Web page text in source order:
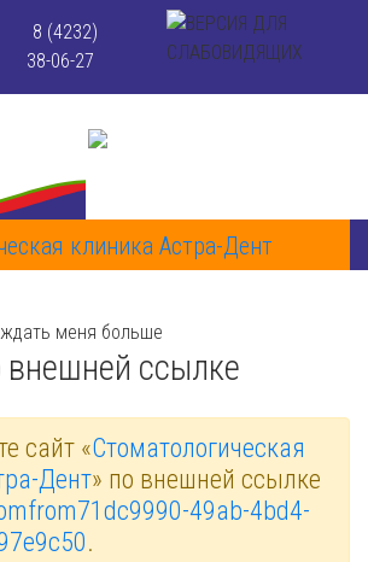
8 (4232)
38-06-27
внешней ссылке
меня больше
сайт «Стоматологическая
Дент» по внешней ссылке
49ab-4bd4-
.